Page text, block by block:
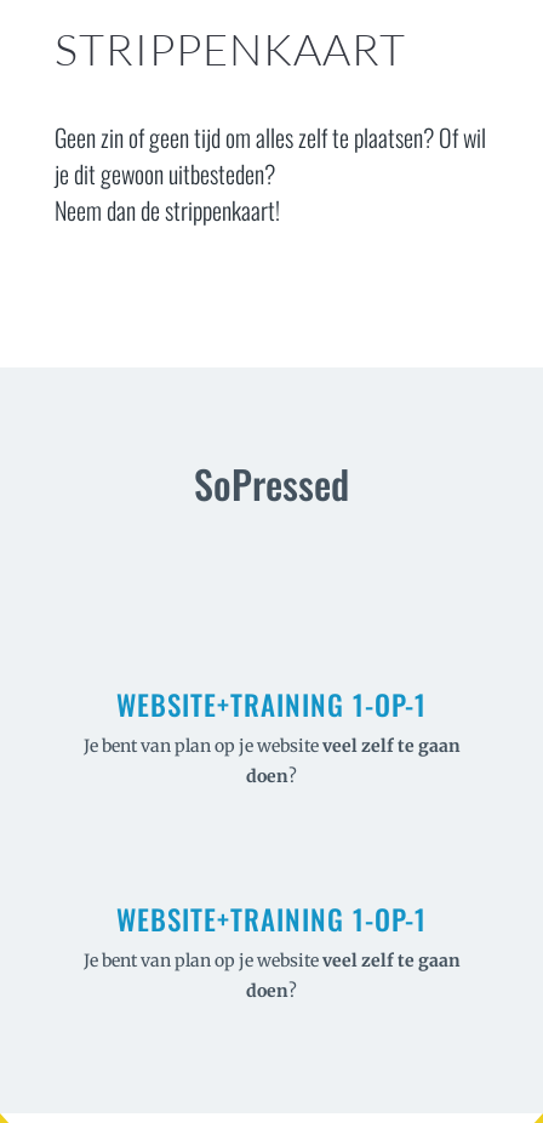
STRIPPENKAART
Geen zin of geen tijd om alles zelf te plaatsen? Of wil
je dit gewoon uitbesteden?
Neem dan de strippenkaart!
SoPressed
WEBSITE+TRAINING 1-OP-1
Je bent van plan op je websiteveelzelf te gaan
doen?
WEBSITE+TRAINING 1-OP-1
Je bent van plan op je websiteveelzelf te gaan
doen?